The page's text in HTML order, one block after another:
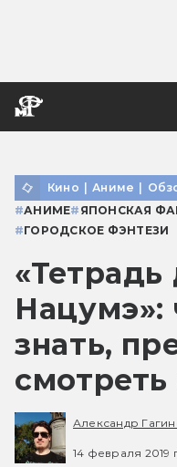
Кино | Аниме |
#АНИМЕ# ЯПОНСКАЯ
#ГОРОДСКОЕ ФЭНТЕЗИ
Нацумэ»:
знать,
Александр
14 февраля 2019